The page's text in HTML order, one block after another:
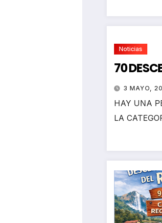
Noticias
70
3 MAYO,
HAY UNA
LA